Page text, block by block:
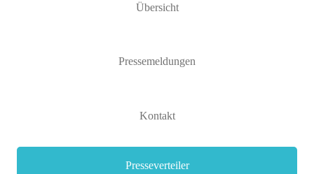
Übersicht
Pressemeldungen
Kontakt
Presseverteiler